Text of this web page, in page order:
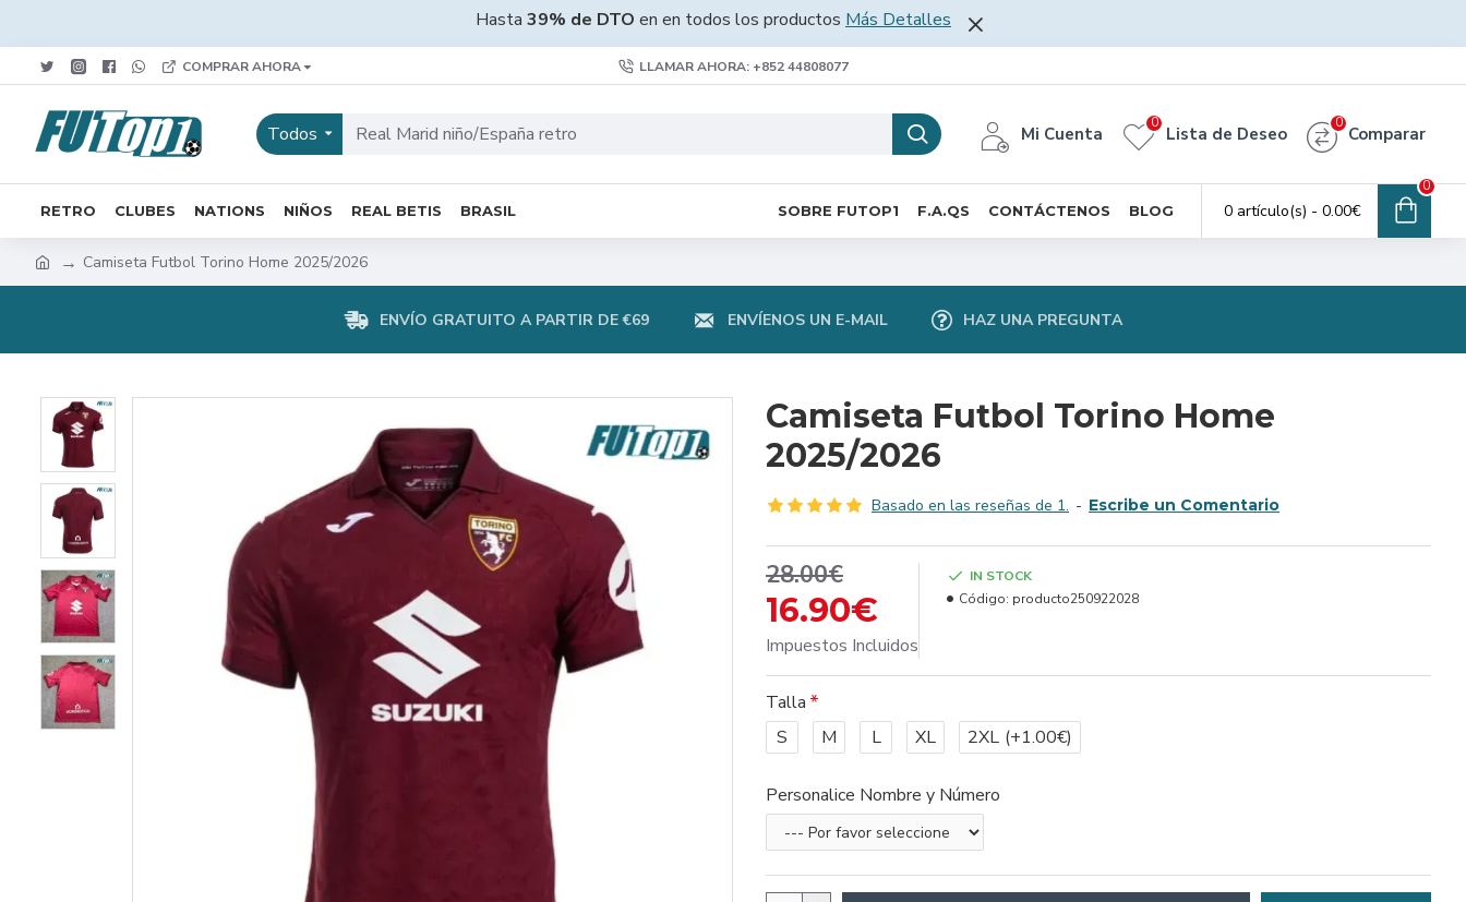
Hasta 39% de DTO en en todos los productos Más Detalles
COMPRAR AHORA LLAMAR AHORA: +852 44808077
Todos Mi Cuenta Lista de Deseo
0
Comparar
0
RETRO CLUBES NATIONS NIÑOS REAL BETIS BRASIL SOBRE FUTOP1 F.A.QS CONTÁCTENOS BLOG 0 artículo(s) - 0.00€
0
Camiseta Futbol Torino Home 2025/2026
ENVÍO GRATUITO A PARTIR DE €69 ENVÍENOS UN E-MAIL HAZ UNA PREGUNTA
Camiseta Futbol Torino Home
2025/2026
Basado en las reseñas de 1. - Escribe un Comentario
16.90€
28.00€
Impuestos Incluidos
IN STOCK
Código: producto250922028
Talla
S
M L XL 2XL (+1.00€)
Personalice Nombre y Número